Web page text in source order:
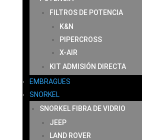
FILTROS DE POTENCIA
K&N
PIPERCROSS
X-AIR
KIT ADMISIÓN DIRECTA
EMBRAGUES
SNORKEL
SNORKEL FIBRA DE VIDRIO
JEEP
LAND ROVER